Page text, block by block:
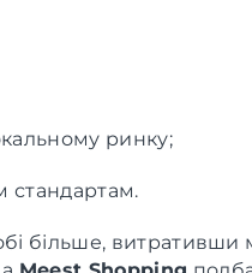
ринку;
стандартам.
більше,